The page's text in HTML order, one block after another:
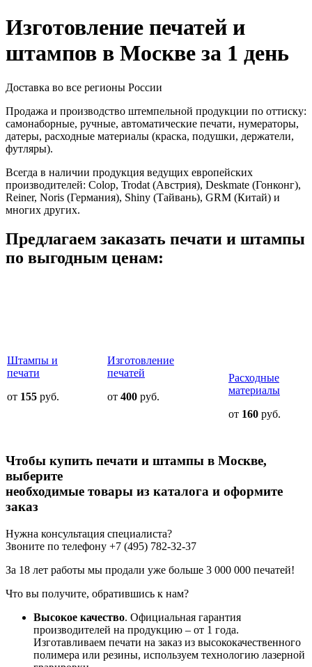
Изготовление печатей и
штампов в Москве за 1 день
Доставка во все регионы России
Продажа и производство штемпельной продукции по оттиску:
самонаборные, ручные, автоматические печати, нумераторы,
датеры, расходные материалы (краска, подушки, держатели,
футляры).
Всегда в наличии продукция ведущих европейских
производителей: Colop, Trodat (Австрия), Deskmate (Гонконг),
Reiner, Noris (Германия), Shiny (Тайвань), GRM (Китай) и
многих других.
Предлагаем заказать печати и штампы
по выгодным ценам:
Штампы и
печати
от 155 руб.
Изготовление
печатей
от 400 руб.
Расходные
материалы
от 160 руб.
Чтобы купить печати и штампы в Москве,
выберите
необходимые товары из каталога и оформите
заказ
Нужна консультация специалиста?
Звоните по телефону +7 (495) 782-32-37
За 18 лет работы мы продали уже больше 3 000 000 печатей!
Что вы получите, обратившись к нам?
Высокое качество. Официальная гарантия
производителей на продукцию – от 1 года.
Изготавливаем печати на заказ из высококачественного
полимера или резины, используем технологию лазерной